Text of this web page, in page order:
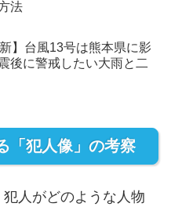
法
新】台風13号は熊本県に影
後に警戒したい大雨と二
「犯人像」の考察
人がどのような人物